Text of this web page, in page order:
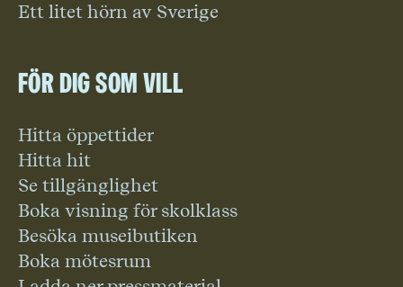
Ett litet hörn av Sverige
För dig som vill
Hitta öppettider
Hitta hit
Se tillgänglighet
Boka visning för skolklass
Besöka museibutiken
Boka mötesrum